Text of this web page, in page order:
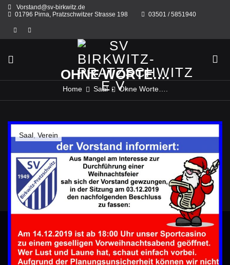
Skip
Vorstand@sv-birkwitz.de
01796 Pirna, Pratzschwitzer Strasse 198
03501 / 5851940
OHNE WORTE….
Home Saal Ohne Worte….
Saal Verein